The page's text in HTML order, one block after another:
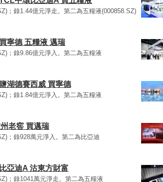
；錄1.44億元淨走。第二為五糧液(000858.SZ)
寧德 五糧液 邁瑞
；錄9.86億元淨入。第二為五糧液
湖德賽西威 買寧德
；錄1.84億元淨入。第二為五糧液
老窖 買邁瑞
；錄928萬元淨入。第二為比亞迪
亞迪A 沽東方財富
；錄1041萬元淨走。第二為五糧液